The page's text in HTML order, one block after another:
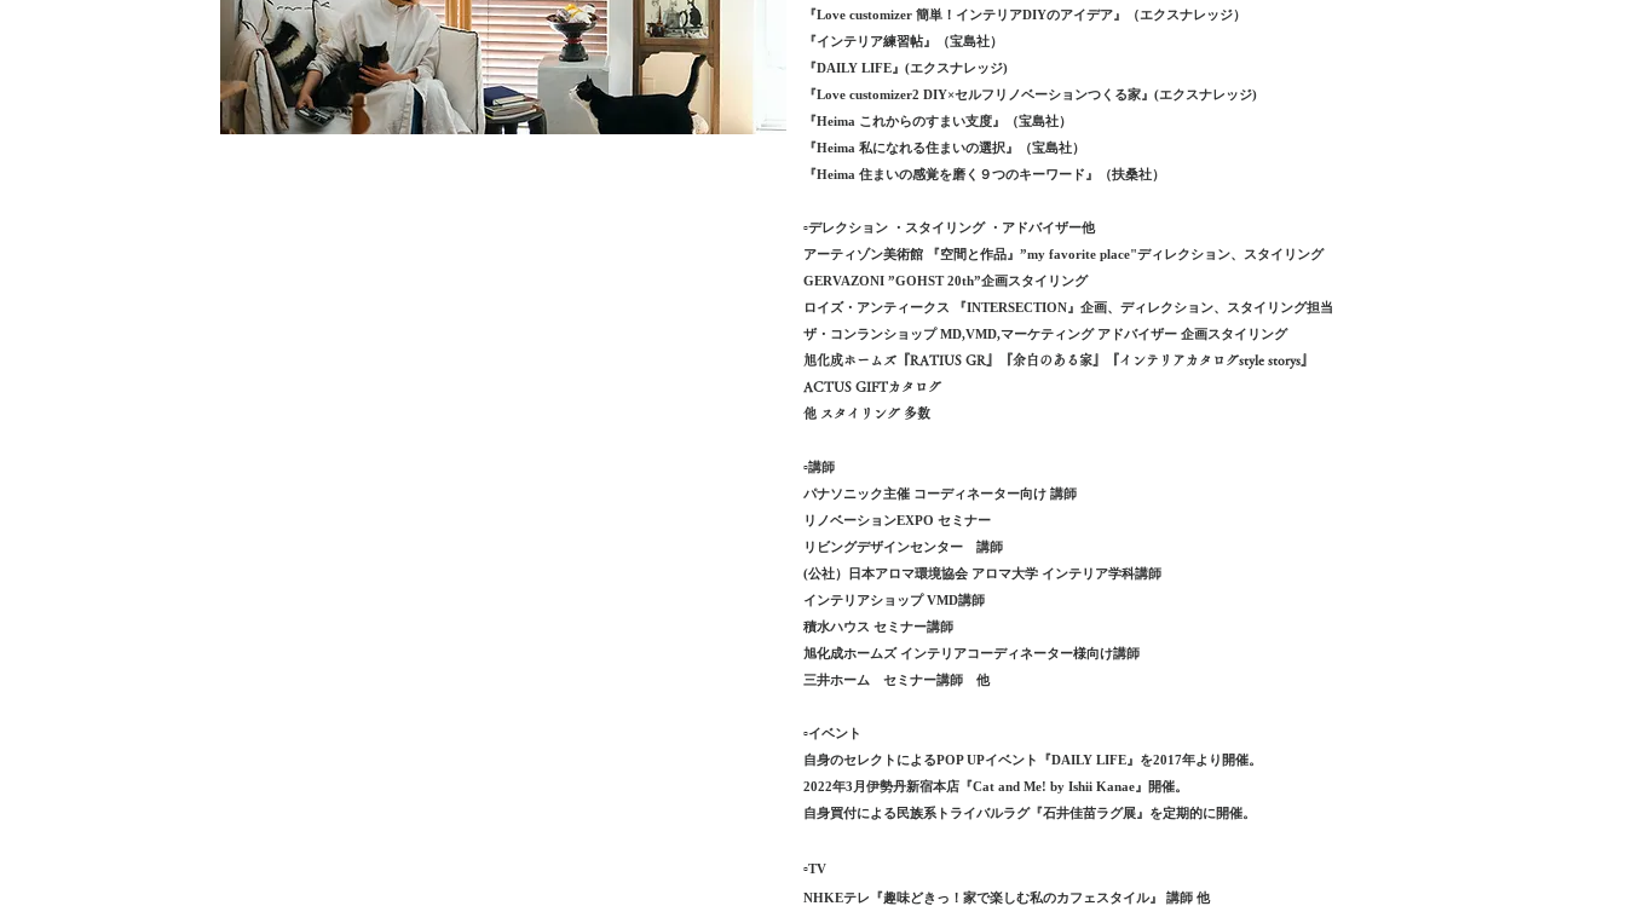
『Love customizer 簡単！インテリアDIYのアイデア』（エクスナレッジ）
『インテリア練習帖』（宝島社）
『DAILY LIFE』(エクスナレッジ)
『Love customizer2 DIY×セルフリノベーションつくる家』(エクスナレッジ)
『Heima これからのすまい支度』（宝島社）
『Heima 私になれる住まいの選択』（宝島社）
『Heima 住まいの感覚を磨く９つのキーワード』（扶桑社）
▫️デレクション ・スタイリング ・アドバイザー他
アーティゾン美術館 『空間と作品』”my favorite place"ディレクション、スタイリング
GERVAZONI ”GOHST 20th”企画スタイリング
ロイズ・アンティークス 『INTERSECTION』企画、ディレクション、スタイリング担当
ザ・コンランショップ MD,VMD,マーケティング アドバイザー 企画スタイリング
旭化成ホームズ『RATIUS GR』『余白のある家』『インテリアカタログstyle storys』
ACTUS GIFTカタログ
他 スタイリング 多数
▫️講師
パナソニック主催 コーディネーター向け 講師
リノベーションEXPO セミナー
リビングデザインセンター 講師
(公社）日本アロマ環境協会 アロマ大学 インテリア学科講師
インテリアショップ VMD講師
積水ハウス セミナー講師
旭化成ホームズ インテリアコーディネーター様向け講師
三井ホーム セミナー講師 他
▫️️イベント
自身のセレクトによるPOP UPイベント『DAILY LIFE』を2017年より開催。
2022年3月伊勢丹新宿本店『Cat and Me! by Ishii Kanae 』開催。
​自身買付による民族系トライバルラグ『石井佳苗ラグ展』を定期的に開催。
▫️TV
NHKEテレ『趣味どきっ！家で楽しむ私のカフェスタイル』 講師 他